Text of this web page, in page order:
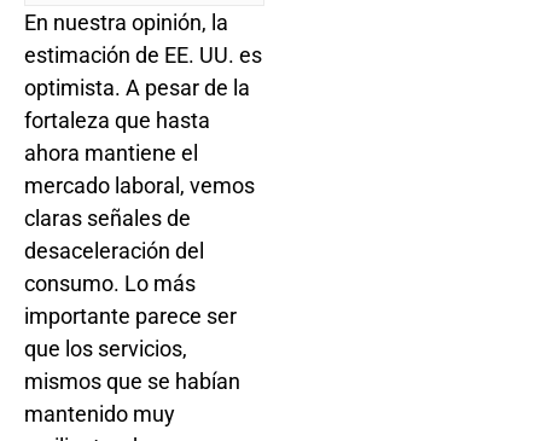
En nuestra opinión, la
estimación de EE. UU. es
optimista. A pesar de la
fortaleza que hasta
ahora mantiene el
mercado laboral, vemos
claras señales de
desaceleración del
consumo. Lo más
importante parece ser
que los servicios,
mismos que se habían
mantenido muy